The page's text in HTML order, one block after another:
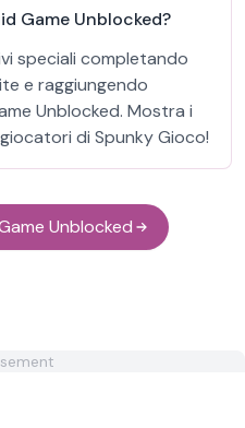
Game Unblocked?
speciali completando
e raggiungendo
Unblocked. Mostra i
di Spunky Gioco!
Unblocked